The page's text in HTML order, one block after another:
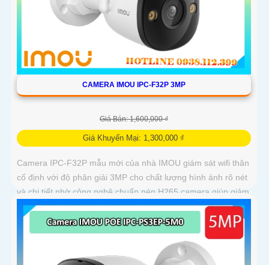
CAMERA IMOU IPC-F32P 3MP
Giá Bán: 1,600,000 ₫
Giá Khuyến Mại: 1,300,000 ₫
Camera IPC-F32P mẫu mới của nhà IMOU giám sát wifi thân
cố định với độ phân giải 3MP cho chất lượng hình ảnh rõ nét
và chi tiết nhờ công nghệ chuẩn nén H265 camera giúp giảm
băng...